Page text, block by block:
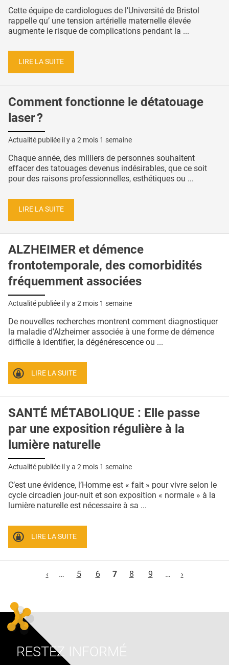
Cette équipe de cardiologues de l’Université de Bristol
rappelle qu’ une tension artérielle maternelle élevée
augmente le risque de complications pendant la ...
LIRE LA SUITE
Comment fonctionne le détatouage
laser ?
Actualité publiée il y a 2 mois 1 semaine
Chaque année, des milliers de personnes souhaitent
effacer des tatouages devenus indésirables, que ce soit
pour des raisons professionnelles, esthétiques ou ...
LIRE LA SUITE
ALZHEIMER et démence
frontotemporale, des comorbidités
fréquemment associées
Actualité publiée il y a 2 mois 1 semaine
De nouvelles recherches montrent comment diagnostiquer
la maladie d'Alzheimer associée à une forme de démence
difficile à identifier, la dégénérescence ou ...
LIRE LA SUITE
SANTÉ MÉTABOLIQUE : Elle passe
par une exposition régulière à la
lumière naturelle
Actualité publiée il y a 2 mois 1 semaine
C’est une évidence, l’Homme est « fait » pour vivre selon le
cycle circadien jour-nuit et son exposition « normale » à la
lumière naturelle est nécessaire à sa ...
LIRE LA SUITE
‹
… 5 6 7 8 9 … ›
RESTEZ INFORMÉ